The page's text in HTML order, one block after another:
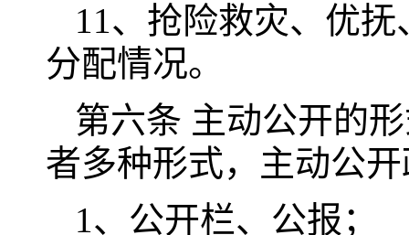
11、抢险救灾、优
分配情况。
第六条 主动公开的
者多种形式，主动公
1、公开栏、公报；